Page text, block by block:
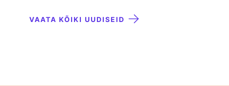
VAATA KÕIKI UUDISEID